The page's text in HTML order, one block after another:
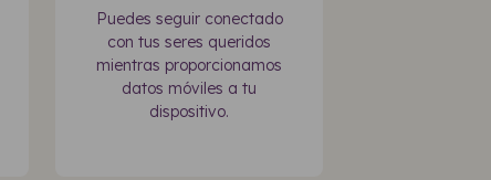
Puedes seguir conectado
con tus seres queridos
mientras proporcionamos
datos móviles a tu
dispositivo.